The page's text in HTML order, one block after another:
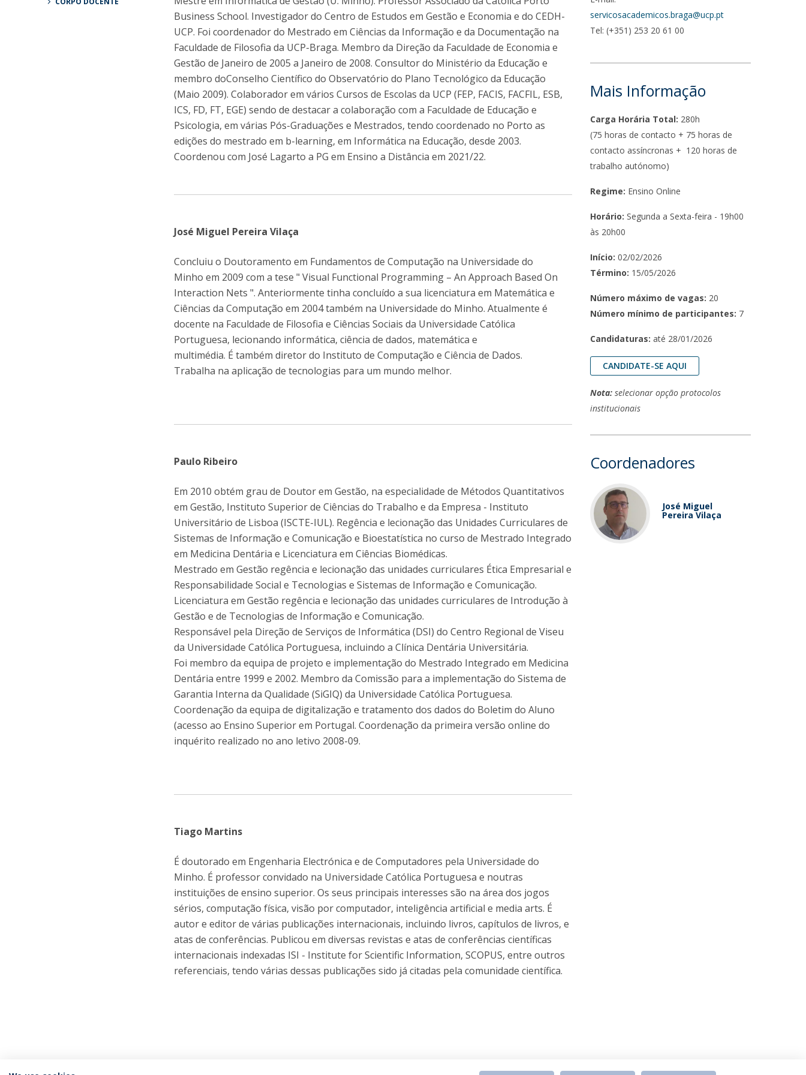
Porquê escolher um Mestrado na FFCS?
Católica Braga Executive Academy
Apresentação
Programas
Informações globais
Provedorias
Diretório de Contactos
Business School. Investigador do Centro de Estudos em Gestão e Economia e do CEDH-
UCP. Foi coordenador do Mestrado em Ciências da Informação e da Documentação na
Faculdade de Filosofia da UCP-Braga. Membro da Direção da Faculdade de Economia e
Gestão de Janeiro de 2005 a Janeiro de 2008. Consultor do Ministério da Educação e
membro doConselho Científico do Observatório do Plano Tecnológico da Educação
(Maio 2009). Colaborador em vários Cursos de Escolas da UCP (FEP, FACIS, FACFIL, ESB,
ICS, FD, FT, EGE) sendo de destacar a colaboração com a Faculdade de Educação e
Psicologia, em várias Pós-Graduações e Mestrados, tendo coordenado no Porto as
edições do mestrado em b-learning, em Informática na Educação, desde 2003.
Coordenou com José Lagarto a PG em Ensino a Distância em 2021/22.
José Miguel Pereira Vilaça
Concluiu o Doutoramento em Fundamentos de Computação na Universidade do
Minho em 2009 com a tese " Visual Functional Programming – An Approach Based On
Interaction Nets ". Anteriormente tinha concluído a sua licenciatura em Matemática e
Ciências da Computação em 2004 também na Universidade do Minho. Atualmente é
docente na Faculdade de Filosofia e Ciências Sociais da Universidade Católica
Portuguesa, lecionando informática, ciência de dados, matemática e
multimédia. É também diretor do Instituto de Computação e Ciência de Dados.
Trabalha na aplicação de tecnologias para um mundo melhor.
Paulo Ribeiro
Em 2010 obtém grau de Doutor em Gestão, na especialidade de Métodos Quantitativos
em Gestão, Instituto Superior de Ciências do Trabalho e da Empresa - Instituto
Universitário de Lisboa (ISCTE-IUL). Regência e lecionação das Unidades Curriculares de
Sistemas de Informação e Comunicação e Bioestatística no curso de Mestrado Integrado
em Medicina Dentária e Licenciatura em Ciências Biomédicas.
Mestrado em Gestão regência e lecionação das unidades curriculares Ética Empresarial e
Responsabilidade Social e Tecnologias e Sistemas de Informação e Comunicação.
Licenciatura em Gestão regência e lecionação das unidades curriculares de Introdução à
Gestão e de Tecnologias de Informação e Comunicação.
Responsável pela Direção de Serviços de Informática (DSI) do Centro Regional de Viseu
da Universidade Católica Portuguesa, incluindo a Clínica Dentária Universitária.
Foi membro da equipa de projeto e implementação do Mestrado Integrado em Medicina
Dentária entre 1999 e 2002. Membro da Comissão para a implementação do Sistema de
Garantia Interna da Qualidade (SiGIQ) da Universidade Católica Portuguesa.
Coordenação da equipa de digitalização e tratamento dos dados do Boletim do Aluno
(acesso ao Ensino Superior em Portugal. Coordenação da primeira versão online do
inquérito realizado no ano letivo 2008-09.
Tiago Martins
É doutorado em Engenharia Electrónica e de Computadores pela Universidade do
Minho. É professor convidado na Universidade Católica Portuguesa e noutras
instituições de ensino superior. Os seus principais interesses são na área dos jogos
sérios, computação física, visão por computador, inteligência artificial e media arts. É
autor e editor de várias publicações internacionais, incluindo livros, capítulos de livros, e
atas de conferências. Publicou em diversas revistas e atas de conferências científicas
internacionais indexadas ISI - Institute for Scientific Information, SCOPUS, entre outros
referenciais, tendo várias dessas publicações sido já citadas pela comunidade científica.
servicosacademicos.braga@ucp.pt
Tel: (+351) 253 20 61 00
Mais Informação
Carga Horária Total: 280h
(75 horas de contacto + 75 horas de
contacto assíncronas + 120 horas de
trabalho autónomo)
Regime: Ensino Online
Horário: Segunda a Sexta-feira - 19h00
às 20h00
Início: 02/02/2026
Término: 15/05/2026
Número máximo de vagas: 20
Número mínimo de participantes: 7
Candidaturas: até 28/01/2026
CANDIDATE-SE AQUI
Nota: selecionar opção protocolos
institucionais
Coordenadores
José Miguel
Pereira Vilaça